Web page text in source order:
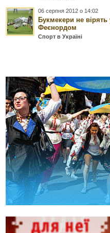
06 серпня 2012 о 14:02
Букмекери не
Феєнордом
Спорт в Україні